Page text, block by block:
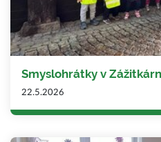
Smyslohrátky v
22.5.2026